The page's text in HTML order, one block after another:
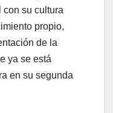
con su cultura
propio,
de la
ya se está
en su segunda